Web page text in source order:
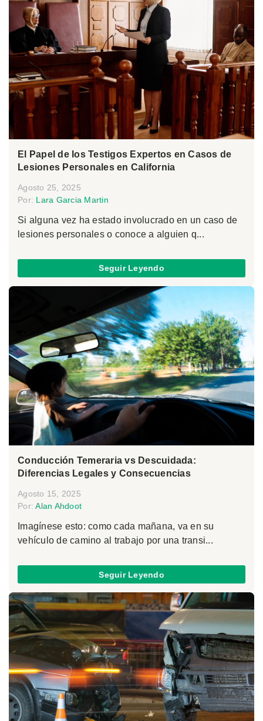
El Papel de los Testigos Expertos en Casos de
Lesiones Personales en California
Agosto 25, 2025
Por: Lara Garcia Martin
Si alguna vez ha estado involucrado en un caso de
lesiones personales o conoce a alguien q...
Seguir Leyendo
Conducción Temeraria vs Descuidada:
Diferencias Legales y Consecuencias
Agosto 15, 2025
Por:Alan Ahdoot
Imagínese esto: como cada mañana, va en su
vehículo de camino al trabajo por una transi...
Seguir Leyendo